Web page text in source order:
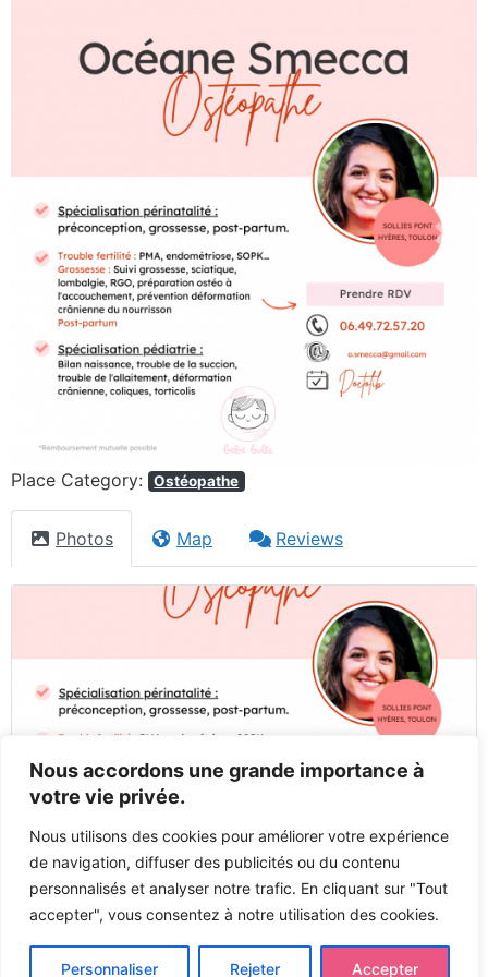
Nous accordons une grande importance à
votre vie privée.
Nous utilisons des cookies pour améliorer votre expérience
de navigation, diffuser des publicités ou du contenu
personnalisés et analyser notre trafic. En cliquant sur "Tout
accepter", vous consentez à notre utilisation des cookies.
Personnaliser Rejeter Accepter
Next
Place Category: Ostéopathe
Photos Map Reviews
Previous Next